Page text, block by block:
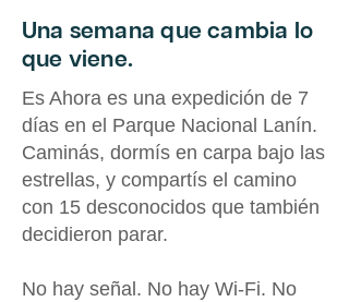
Una semana que cambia lo
que viene.
Es Ahora es una expedición de 7
días en el Parque Nacional Lanín.
Caminás, dormís en carpa bajo las
estrellas, y compartís el camino
con 15 desconocidos que también
decidieron parar.
No hay señal. No hay Wi-Fi. No